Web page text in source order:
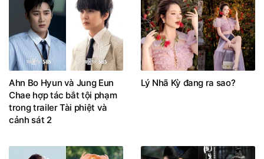
Ahn Bo Hyun và Jung Eun
Chae hợp tác bắt tội phạm
trong trailer Tài phiệt và
cảnh sát 2
Lý Nhã Kỳ đang ra sao?